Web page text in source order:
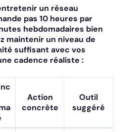
un réseau
pas 10 heures par
hebdomadaires bien
maintenir un niveau de
suffisant avec vos
cadence réaliste :
Action
concrète
Outil
suggéré